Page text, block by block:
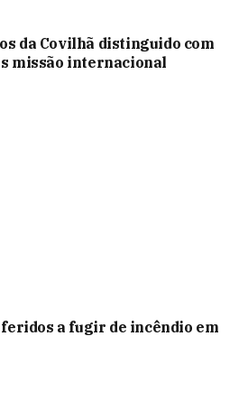
da Covilhã distinguido com
missão internacional
a fugir de incêndio em